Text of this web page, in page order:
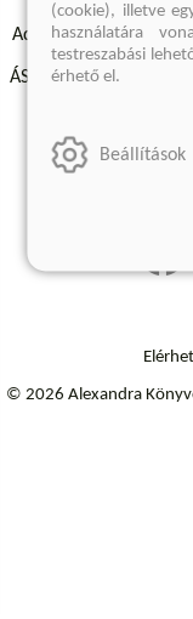
Adatvédelmi
ÁSZF - Vásárlási
Szállítási
© 2026 Alexandra
(cookie), illetve
használatára
testreszabási
érhető el.
Beállítások